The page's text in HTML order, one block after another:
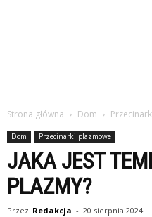
Strona główna Dom
Dom Przecinarki plazmowe
JAKA JEST
PLAZMY?
Przez Redakcja - 20 sierpnia 2024